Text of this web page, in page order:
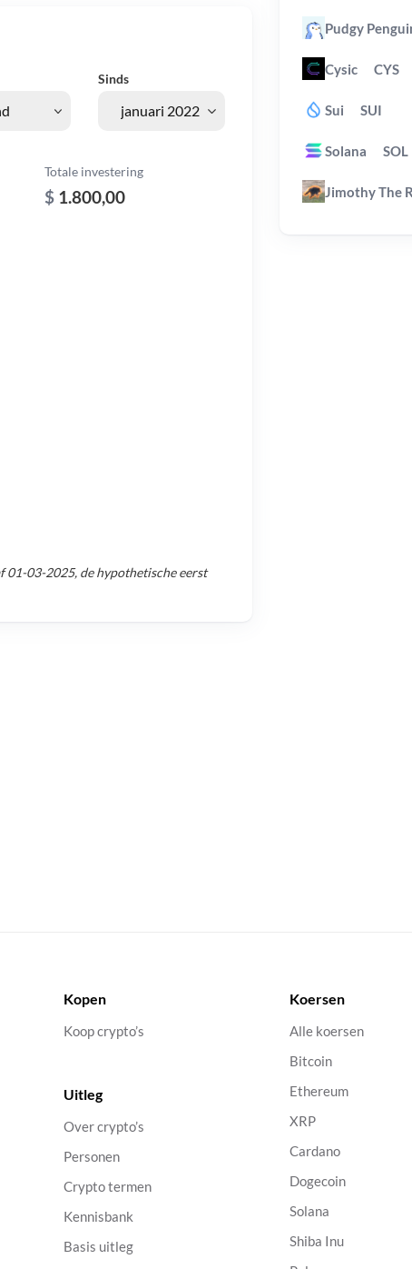
Sinds
Totale investering
$ 1.800,00
01-03-2025, de hypothetische eerst
Pudgy
Cysic CYS
Sui SUI
Solana SOL
Jimothy The
Kopen
Koop crypto’s
Uitleg
Over crypto’s
Personen
Crypto termen
Kennisbank
Basis uitleg
Koersen
Alle koersen
Bitcoin
Ethereum
XRP
Cardano
Dogecoin
Solana
Shiba Inu